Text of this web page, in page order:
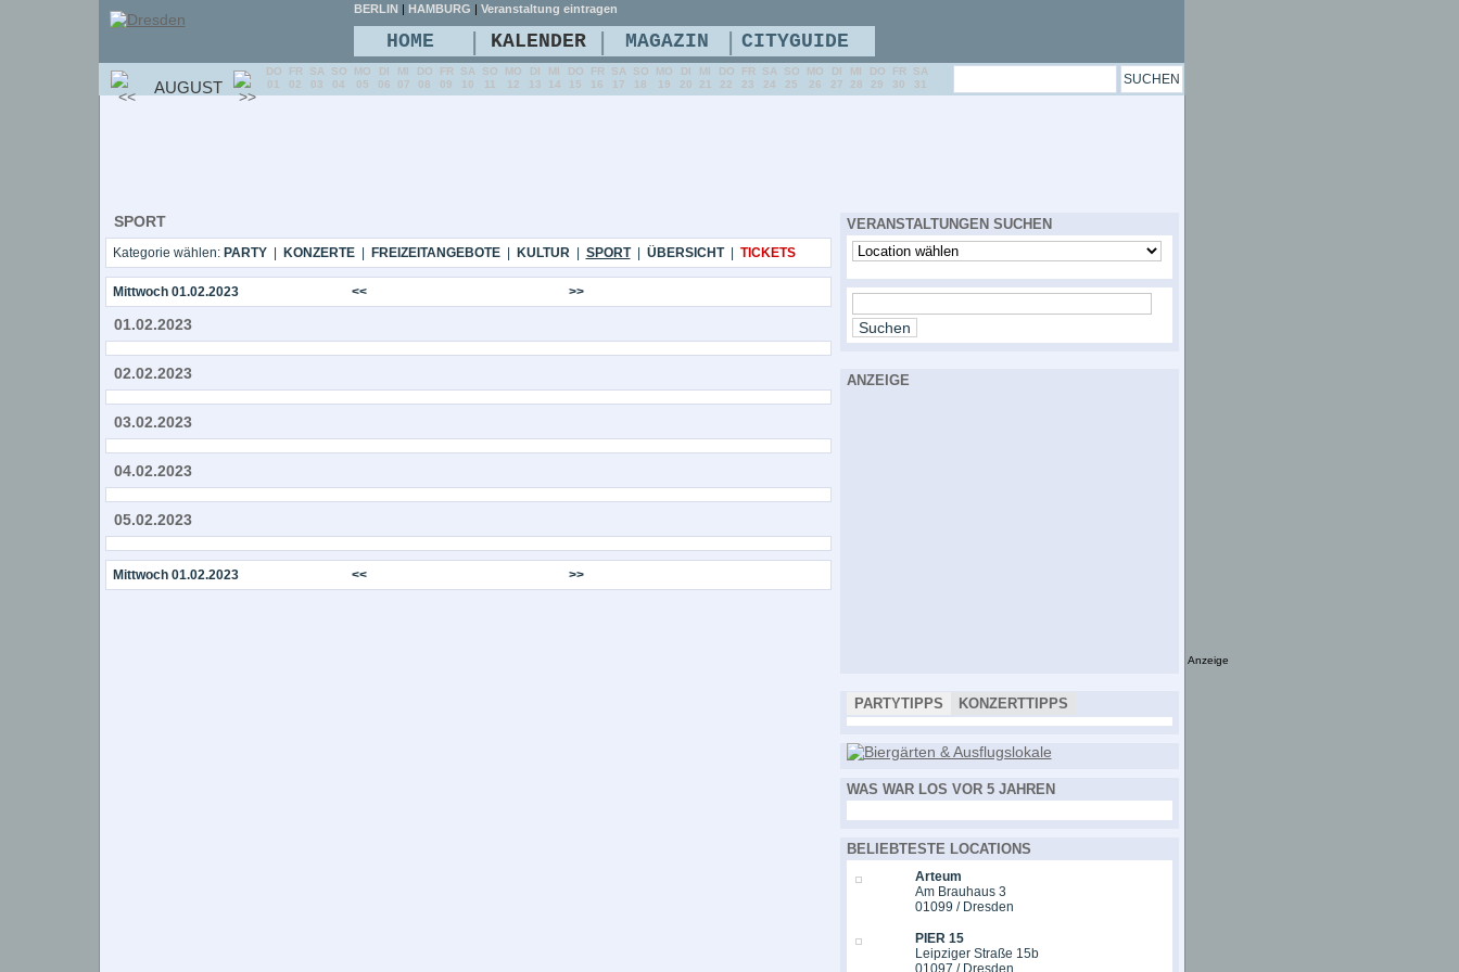
SPORT
Kategorie wählen: PARTY| KONZERTE| FREIZEITANGEBOTE| KULTUR| SPORT| ÜBERSICHT| TICKETS
Mittwoch 01.02.2023 << >>
01.02.2023
02.02.2023
03.02.2023
04.02.2023
05.02.2023
Mittwoch 01.02.2023 << >>
VERANSTALTUNGEN SUCHEN
ANZEIGE
PARTYTIPPS KONZERTTIPPS
WAS WAR LOS VOR 5 JAHREN
BELIEBTESTE LOCATIONS
Arteum
Am Brauhaus 3
01099 / Dresden
PIER 15
Leipziger Straße 15b
01097 / Dresden
BERLIN | HAMBURG | Veranstaltung eintragen
HOME | KALENDER | MAGAZIN | CITYGUIDE
AUGUST
DO
01
FR
02
SA
03
SO
04
MO
05
DI
06
MI
07
DO
08
FR
09
SA
10
SO
11
MO
12
DI
13
MI
14
DO
15
FR
16
SA
17
SO
18
MO
19
DI
20
MI
21
DO
22
FR
23
SA
24
SO
25
MO
26
DI
27
MI
28
DO
29
FR
30
SA
31
Anzeige